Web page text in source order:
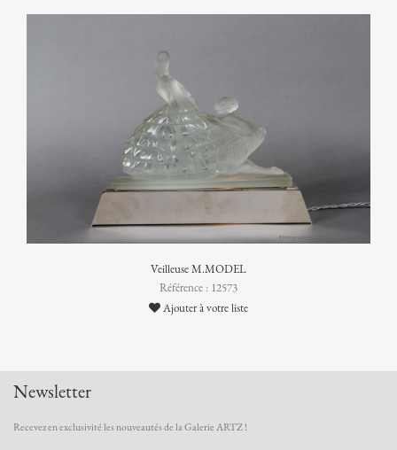
Veilleuse M.MODEL
Référence : 12573
Ajouter à votre liste
Newsletter
Recevez en exclusivité les nouveautés de la Galerie ARTZ !